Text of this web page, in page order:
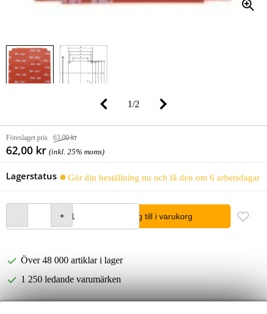
1/2
Föreslaget pris 63,00 kr
62,00 kr (inkl. 25% moms)
Lagerstatus Gör din beställning nu och få den om 6 arbetsdagar
lägg till i varukorg
Över 48 000 artiklar i lager
1 250 ledande varumärken